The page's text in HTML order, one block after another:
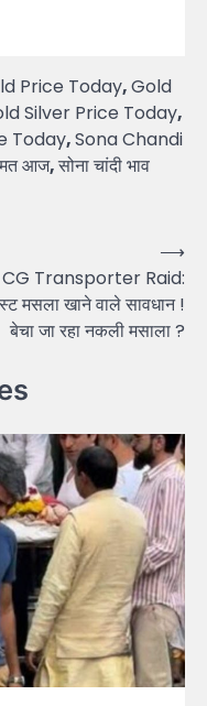
Price Today,Gold
Silver Price Today,
Today,Sona Chandi
आज,सोना चांदी भाव
CG Transporter Raid:
मसला खाने वाले सावधान !
बेचा जा रहा नकली मसाला ?
⟶